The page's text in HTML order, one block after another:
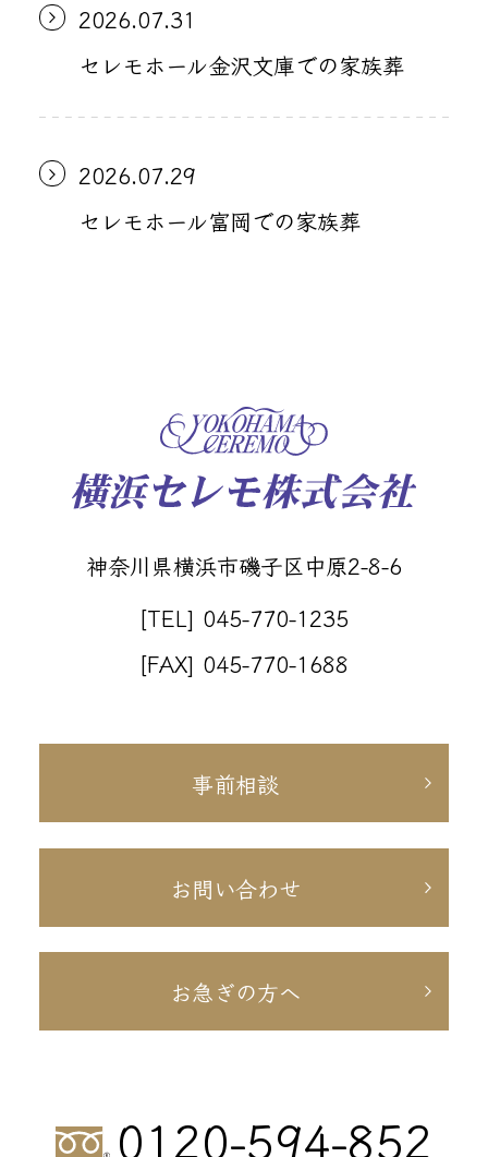
2026.07.31
セレモホール金沢文庫での家族葬
2026.07.29
セレモホール富岡での家族葬
神奈川県横浜市磯子区中原2-8-6
[TEL] 045-770-1235
[FAX] 045-770-1688
事前相談
お問い合わせ
お急ぎの方へ
0120-594-852